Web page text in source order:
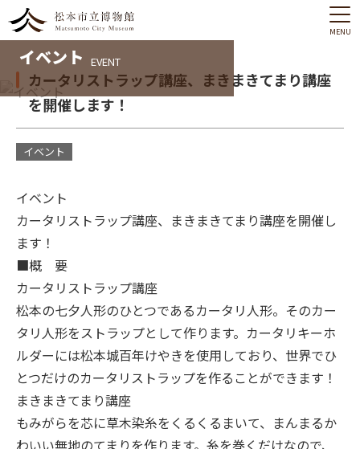
MENU
イベント EVENT
カータリストラップ講座、まきまきてまり講座
を開催します！
イベント
イベント
カータリストラップ講座、まきまきてまり講座を開催し
ます！
■概 要
カータリストラップ講座
松本の七夕人形のひとつであるカータリ人形。そのカー
タリ人形をストラップとして作ります。カータリキーホ
ルダーには松本城百年けやきを使用しており、世界でひ
とつだけのカータリストラップを作ることができます！
まきまきてまり講座
もみがらを芯に草木染糸をくるくるまいて、まんまるか
わいい無地のてまりを作ります。糸を巻くだけなので、